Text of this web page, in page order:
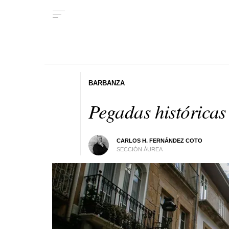
Pegadas históricas
CARLOS H. FERNÁNDEZ COTO
SECCIÓN ÁUREA
BARBANZA